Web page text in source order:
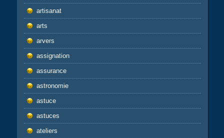
artisanat
arts
arvers
assignation
assurance
astronomie
astuce
astuces
ateliers